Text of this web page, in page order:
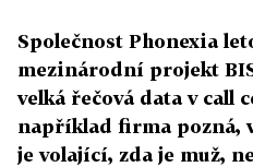
Společnost Phonexia
mezinárodní projekt
velká řečová data v call
například firma pozná,
je volající, zda je muž,